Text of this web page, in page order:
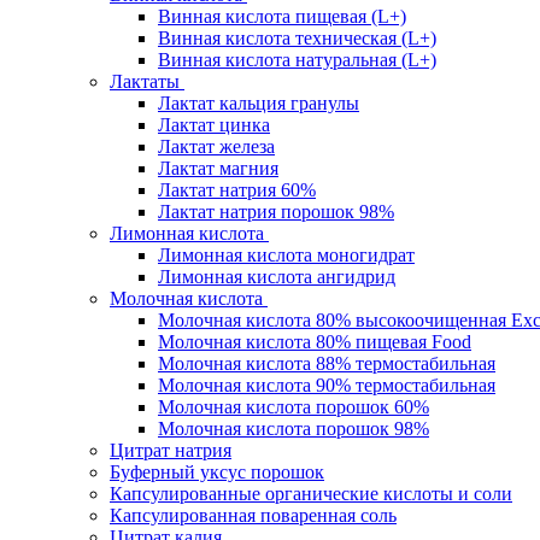
Винная кислота пищевая (L+)
Винная кислота техническая (L+)
Винная кислота натуральная (L+)
Лактаты
Лактат кальция гранулы
Лактат цинка
Лактат железа
Лактат магния
Лактат натрия 60%
Лактат натрия порошок 98%
Лимонная кислота
Лимонная кислота моногидрат
Лимонная кислота ангидрид
Молочная кислота
Молочная кислота 80% высокоочищенная
Молочная кислота 80% пищевая Food
Молочная кислота 88% термостабильная
Молочная кислота 90% термостабильная
Молочная кислота порошок 60%
Молочная кислота порошок 98%
Цитрат натрия
Буферный уксус порошок
Капсулированные органические кислоты и соли
Капсулированная поваренная соль